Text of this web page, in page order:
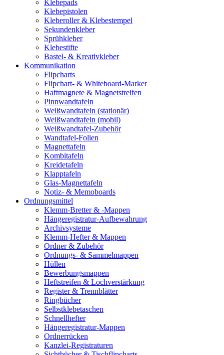
Klebepads
Klebepistolen
Kleberoller & Klebestempel
Sekundenkleber
Sprühkleber
Klebestifte
Bastel- & Kreativkleber
Kommunikation
Flipcharts
Flipchart- & Whiteboard-Marker
Haftmagnete & Magnetstreifen
Pinnwandtafeln
Weißwandtafeln (stationär)
Weißwandtafeln (mobil)
Weißwandtafel-Zubehör
Wandtafel-Folien
Magnettafeln
Kombitafeln
Kreidetafeln
Klapptafeln
Glas-Magnettafeln
Notiz- & Memoboards
Ordnungsmittel
Klemm-Bretter & -Mappen
Hängeregistratur-Aufbewahrung
Archivsysteme
Klemm-Hefter & Mappen
Ordner & Zubehör
Ordnungs- & Sammelmappen
Hüllen
Bewerbungsmappen
Heftstreifen & Lochverstärkung
Register & Trennblätter
Ringbücher
Selbstklebetaschen
Schnellhefter
Hängeregistratur-Mappen
Ordnerrücken
Kanzlei-Registraturen